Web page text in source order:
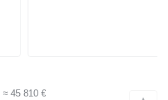
≈ 45 810 €